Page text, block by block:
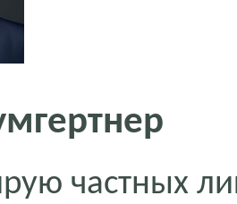
частных